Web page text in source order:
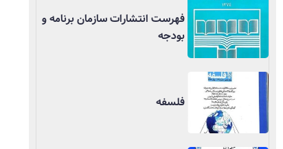
فهرست انتشارات سازمان برنامه و
بودجه
فلسفه